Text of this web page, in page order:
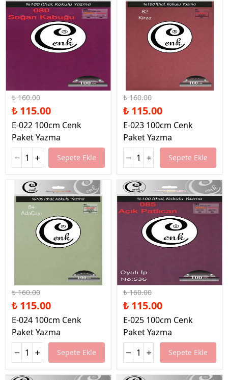
₺ 160.00
₺ 115.00
E-022 100cm Cenk
Paket Yazma
Sepete Ekle
₺ 160.00
₺ 115.00
E-023 100cm Cenk
Paket Yazma
Sepete Ekle
₺ 160.00
₺ 115.00
E-024 100cm Cenk
Paket Yazma
Sepete Ekle
%28 İndirim
₺ 160.00
₺ 115.00
E-025 100cm Cenk
Paket Yazma
Sepete Ekle